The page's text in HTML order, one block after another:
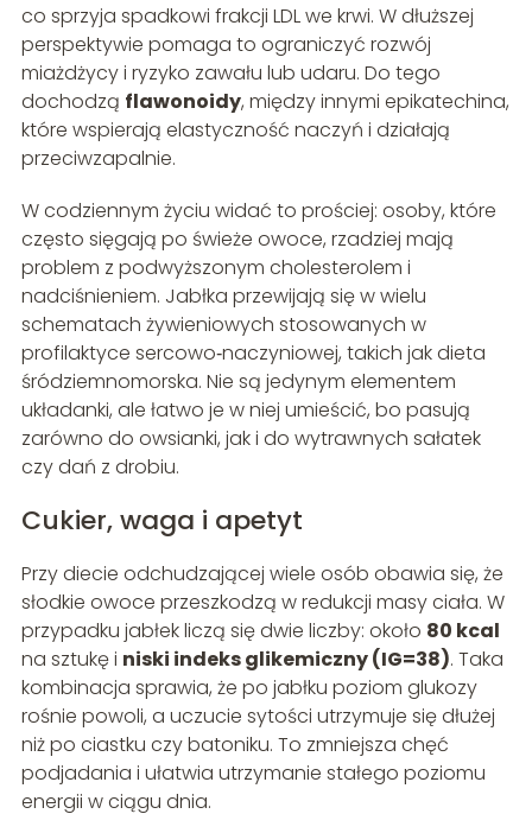
co sprzyja spadkowi frakcji LDL we krwi. W dłuższej
perspektywie pomaga to ograniczyć rozwój
miażdżycy i ryzyko zawału lub udaru. Do tego
dochodzą flawonoidy, między innymi epikatechina,
które wspierają elastyczność naczyń i działają
przeciwzapalnie.
W codziennym życiu widać to prościej: osoby, które
często sięgają po świeże owoce, rzadziej mają
problem z podwyższonym cholesterolem i
nadciśnieniem. Jabłka przewijają się w wielu
schematach żywieniowych stosowanych w
profilaktyce sercowo‑naczyniowej, takich jak dieta
śródziemnomorska. Nie są jedynym elementem
układanki, ale łatwo je w niej umieścić, bo pasują
zarówno do owsianki, jak i do wytrawnych sałatek
czy dań z drobiu.
Cukier, waga i apetyt
Przy diecie odchudzającej wiele osób obawia się, że
słodkie owoce przeszkodzą w redukcji masy ciała. W
przypadku jabłek liczą się dwie liczby: około 80 kcal
na sztukę i niski indeks glikemiczny (IG=38). Taka
kombinacja sprawia, że po jabłku poziom glukozy
rośnie powoli, a uczucie sytości utrzymuje się dłużej
niż po ciastku czy batoniku. To zmniejsza chęć
podjadania i ułatwia utrzymanie stałego poziomu
energii w ciągu dnia.